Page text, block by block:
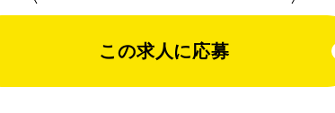
この求人に応募